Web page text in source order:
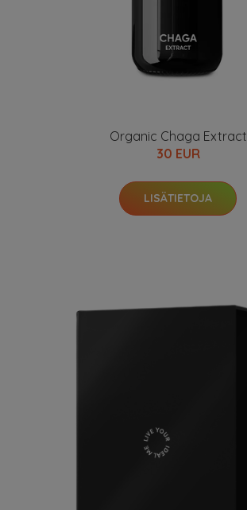
Organic Chaga Extract
30 EUR
LISÄTIETOJA